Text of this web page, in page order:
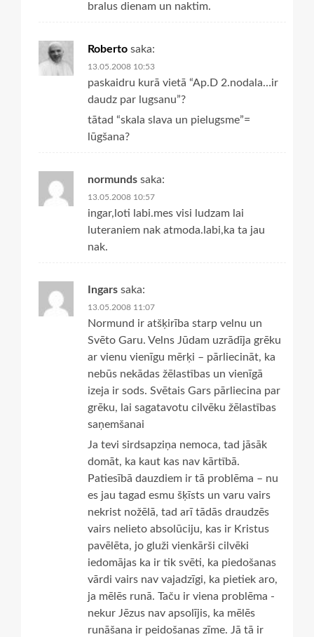
bralus dienam un naktim.
Roberto saka:
13.05.2008 10:53
paskaidru kurā vietā “Ap.D 2.nodala…ir
daudz par lugsanu”?
tātad “skala slava un pielugsme”=
lūgšana?
normunds saka:
13.05.2008 10:57
ingar,loti labi.mes visi ludzam lai
luteraniem nak atmoda.labi,ka ta jau
nak.
Ingars saka:
13.05.2008 11:07
Normund ir atšķirība starp velnu un
Svēto Garu. Velns Jūdam uzrādīja grēku
ar vienu vienīgu mērķi – pārliecināt, ka
nebūs nekādas žēlastības un vienīgā
izeja ir sods. Svētais Gars pārliecina par
grēku, lai sagatavotu cilvēku žēlastības
saņemšanai
Ja tevi sirdsapziņa nemoca, tad jāsāk
domāt, ka kaut kas nav kārtībā.
Patiesībā dauzdiem ir tā problēma – nu
es jau tagad esmu šķīsts un varu vairs
nekrist nožēlā, tad arī tādās draudzēs
vairs nelieto absolūciju, kas ir Kristus
pavēlēta, jo gluži vienkārši cilvēki
iedomājas ka ir tik svēti, ka piedošanas
vārdi vairs nav vajadzīgi, ka pietiek aro,
ja mēlēs runā. Taču ir viena problēma -
nekur Jēzus nav apsolījis, ka mēlēs
runāšana ir peidošanas zīme. Jā tā ir